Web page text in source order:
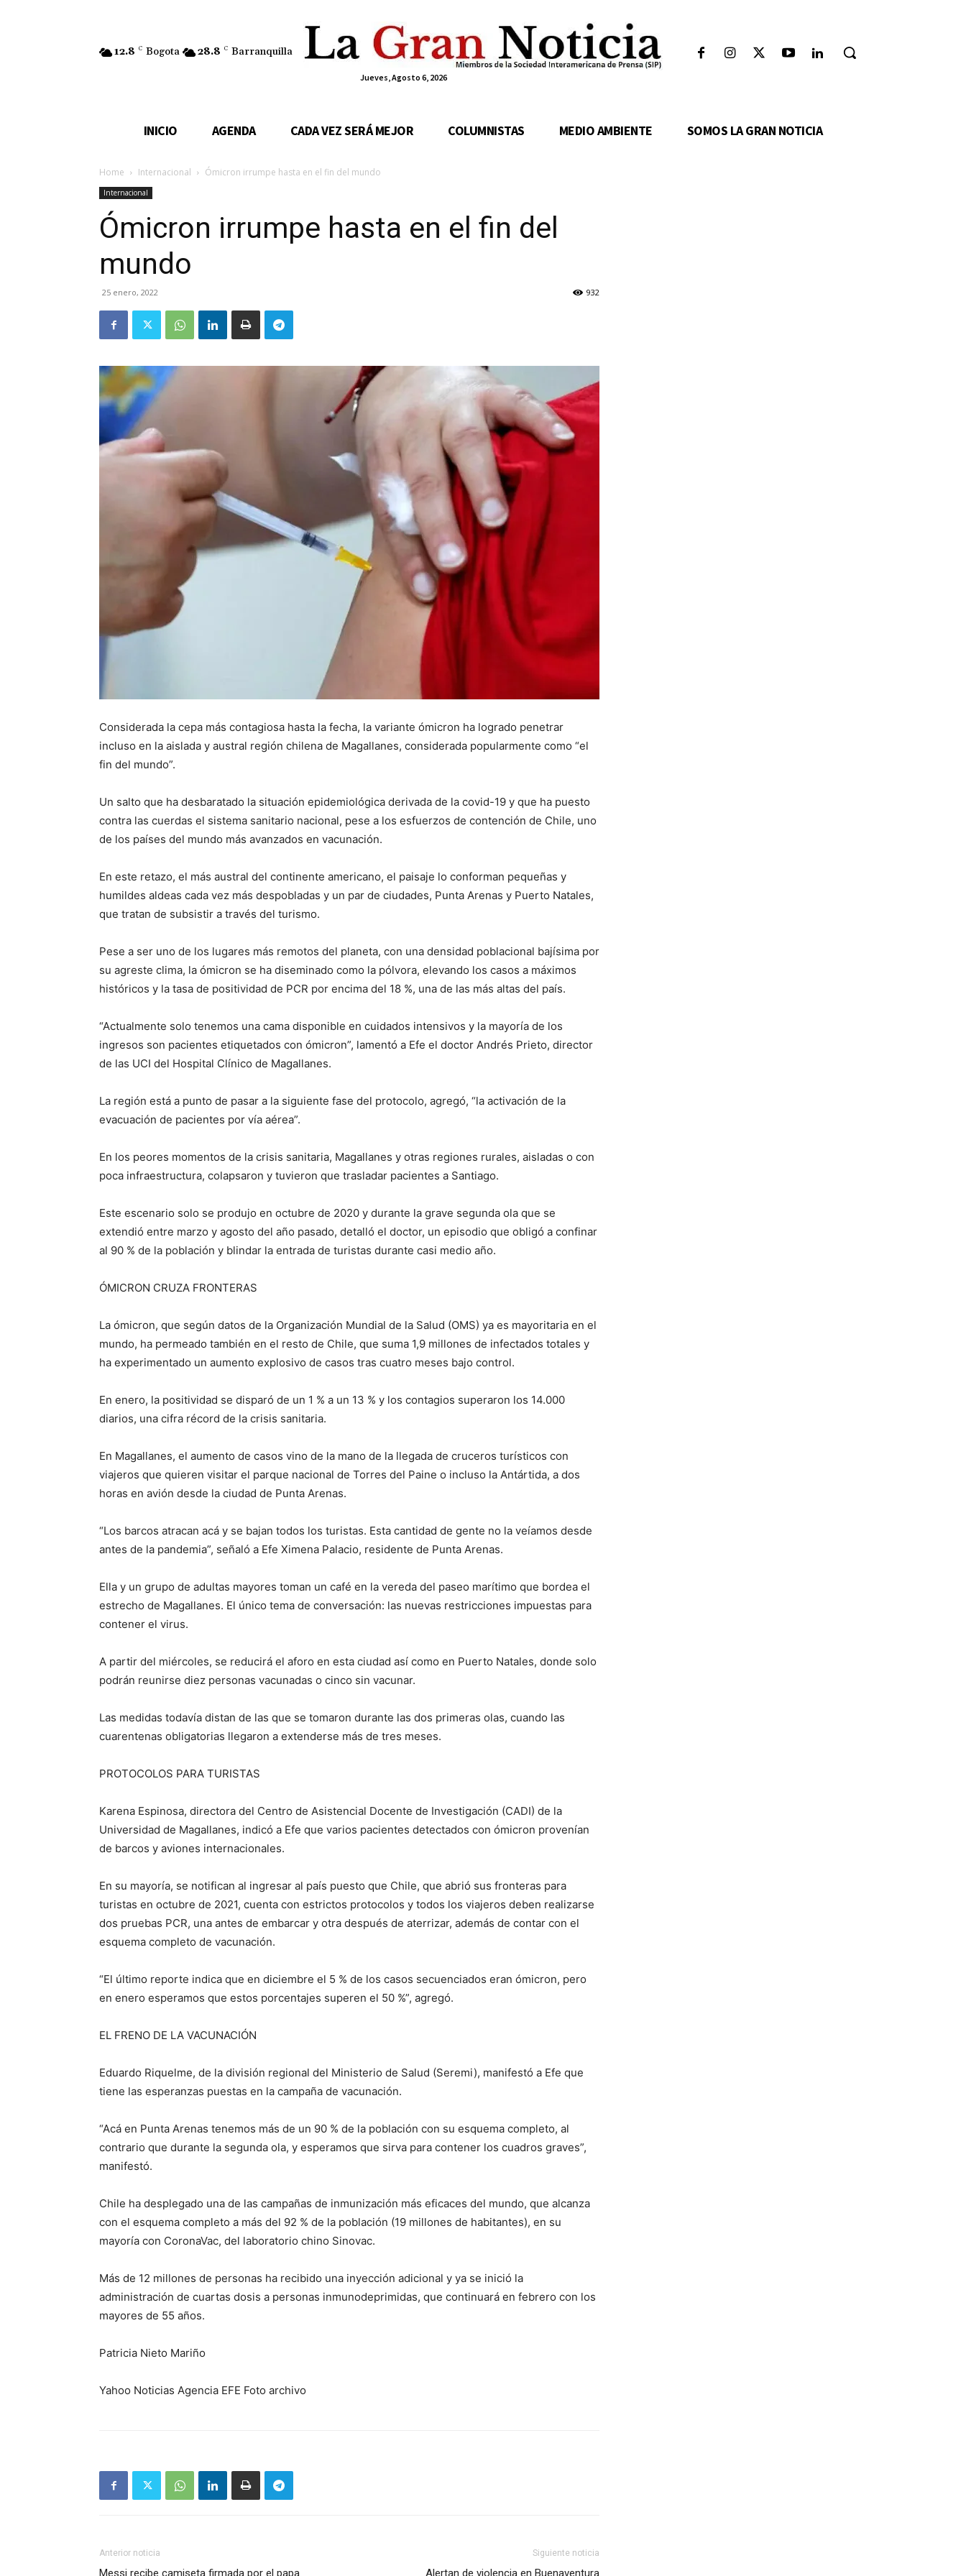
12.8 C Bogota 28.8 C Barranquilla
Jueves, Agosto 6, 2026
INICIO AGENDA CADA VEZ SERÁ MEJOR COLUMNISTAS MEDIO AMBIENTE SOMOS LA GRAN NOTICIA
Home Internacional Ómicron irrumpe hasta en el fin del mundo
Internacional
Ómicron irrumpe hasta en el fin del
mundo
25 enero, 2022 932
Considerada la cepa más contagiosa hasta la fecha, la variante ómicron ha logrado penetrar
incluso en la aislada y austral región chilena de Magallanes, considerada popularmente como “el
fin del mundo”.
Un salto que ha desbaratado la situación epidemiológica derivada de la covid-19 y que ha puesto
contra las cuerdas el sistema sanitario nacional, pese a los esfuerzos de contención de Chile, uno
de los países del mundo más avanzados en vacunación.
En este retazo, el más austral del continente americano, el paisaje lo conforman pequeñas y
humildes aldeas cada vez más despobladas y un par de ciudades, Punta Arenas y Puerto Natales,
que tratan de subsistir a través del turismo.
Pese a ser uno de los lugares más remotos del planeta, con una densidad poblacional bajísima por
su agreste clima, la ómicron se ha diseminado como la pólvora, elevando los casos a máximos
históricos y la tasa de positividad de PCR por encima del 18 %, una de las más altas del país.
“Actualmente solo tenemos una cama disponible en cuidados intensivos y la mayoría de los
ingresos son pacientes etiquetados con ómicron”, lamentó a Efe el doctor Andrés Prieto, director
de las UCI del Hospital Clínico de Magallanes.
La región está a punto de pasar a la siguiente fase del protocolo, agregó, “la activación de la
evacuación de pacientes por vía aérea”.
En los peores momentos de la crisis sanitaria, Magallanes y otras regiones rurales, aisladas o con
poca infraestructura, colapsaron y tuvieron que trasladar pacientes a Santiago.
Este escenario solo se produjo en octubre de 2020 y durante la grave segunda ola que se
extendió entre marzo y agosto del año pasado, detalló el doctor, un episodio que obligó a confinar
al 90 % de la población y blindar la entrada de turistas durante casi medio año.
ÓMICRON CRUZA FRONTERAS
La ómicron, que según datos de la Organización Mundial de la Salud (OMS) ya es mayoritaria en el
mundo, ha permeado también en el resto de Chile, que suma 1,9 millones de infectados totales y
ha experimentado un aumento explosivo de casos tras cuatro meses bajo control.
En enero, la positividad se disparó de un 1 % a un 13 % y los contagios superaron los 14.000
diarios, una cifra récord de la crisis sanitaria.
En Magallanes, el aumento de casos vino de la mano de la llegada de cruceros turísticos con
viajeros que quieren visitar el parque nacional de Torres del Paine o incluso la Antártida, a dos
horas en avión desde la ciudad de Punta Arenas.
“Los barcos atracan acá y se bajan todos los turistas. Esta cantidad de gente no la veíamos desde
antes de la pandemia”, señaló a Efe Ximena Palacio, residente de Punta Arenas.
Ella y un grupo de adultas mayores toman un café en la vereda del paseo marítimo que bordea el
estrecho de Magallanes. El único tema de conversación: las nuevas restricciones impuestas para
contener el virus.
A partir del miércoles, se reducirá el aforo en esta ciudad así como en Puerto Natales, donde solo
podrán reunirse diez personas vacunadas o cinco sin vacunar.
Las medidas todavía distan de las que se tomaron durante las dos primeras olas, cuando las
cuarentenas obligatorias llegaron a extenderse más de tres meses.
PROTOCOLOS PARA TURISTAS
Karena Espinosa, directora del Centro de Asistencial Docente de Investigación (CADI) de la
Universidad de Magallanes, indicó a Efe que varios pacientes detectados con ómicron provenían
de barcos y aviones internacionales.
En su mayoría, se notifican al ingresar al país puesto que Chile, que abrió sus fronteras para
turistas en octubre de 2021, cuenta con estrictos protocolos y todos los viajeros deben realizarse
dos pruebas PCR, una antes de embarcar y otra después de aterrizar, además de contar con el
esquema completo de vacunación.
“El último reporte indica que en diciembre el 5 % de los casos secuenciados eran ómicron, pero
en enero esperamos que estos porcentajes superen el 50 %”, agregó.
EL FRENO DE LA VACUNACIÓN
Eduardo Riquelme, de la división regional del Ministerio de Salud (Seremi), manifestó a Efe que
tiene las esperanzas puestas en la campaña de vacunación.
“Acá en Punta Arenas tenemos más de un 90 % de la población con su esquema completo, al
contrario que durante la segunda ola, y esperamos que sirva para contener los cuadros graves”,
manifestó.
Chile ha desplegado una de las campañas de inmunización más eficaces del mundo, que alcanza
con el esquema completo a más del 92 % de la población (19 millones de habitantes), en su
mayoría con CoronaVac, del laboratorio chino Sinovac.
Más de 12 millones de personas ha recibido una inyección adicional y ya se inició la
administración de cuartas dosis a personas inmunodeprimidas, que continuará en febrero con los
mayores de 55 años.
Patricia Nieto Mariño
Yahoo Noticias Agencia EFE Foto archivo
Anterior noticia
Messi recibe camiseta firmada por el papa
Siguiente noticia
Alertan de violencia en Buenaventura